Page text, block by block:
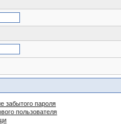
забытого пароля
пользователя